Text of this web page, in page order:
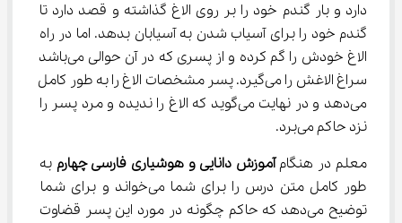
دارد و بار گندم خود را بر روی الاغ گذاشته و قصد دارد تا
گندم خود را برای آسیاب شدن به آسیابان بدهد. اما در راه
الاغ خودش را گم کرده و از پسری که در آن حوالی می‌باشد
سراغ الاغش را می‌گیرد. پسر مشخصات الاغ را به طور کامل
می‌دهد و در نهایت می‌گوید که الاغ را ندیده و مرد پسر را
نزد حاکم می‌برد.
معلم در هنگام آموزش دانایی و هوشیاری فارسی چهارم به
طور کامل متن درس را برای شما می‌خواند و برای شما
توضیح می‌دهد که حاکم چگونه در مورد این پسر قضاوت